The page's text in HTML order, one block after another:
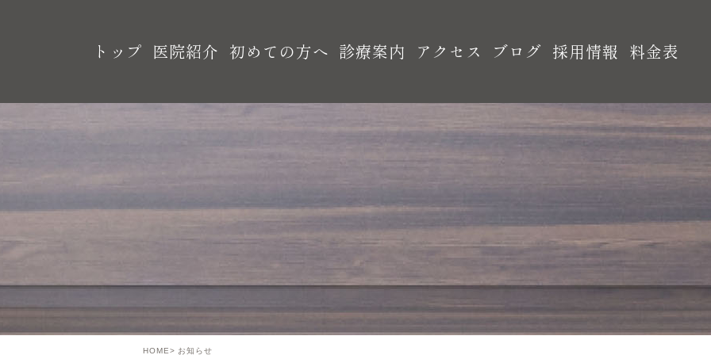
トップ 医院紹介 初めての方へ 診療案内 アクセス ブログ 採用情報 料金表
HOME お知らせ